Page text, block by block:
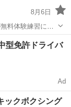
8月6日
料体験練習に参
ちしております
box....
空手/他格闘技
型免許ドライバ
Ad
ックボクシング